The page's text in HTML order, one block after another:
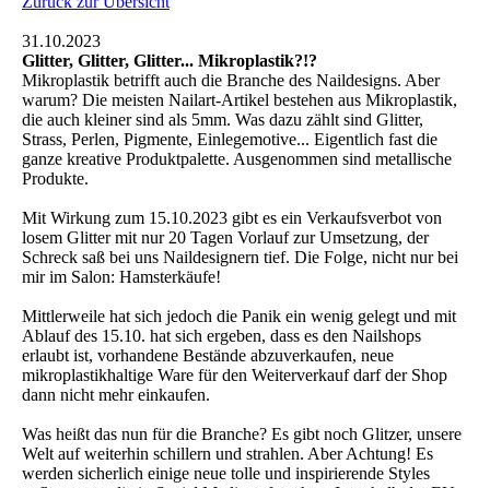
31.10.2023
Glitter, Glitter, Glitter... Mikroplastik?!?
Mikroplastik betrifft auch die Branche des Naildesigns. Aber
warum? Die meisten Nailart-Artikel bestehen aus Mikroplastik,
die auch kleiner sind als 5mm. Was dazu zählt sind Glitter,
Strass, Perlen, Pigmente, Einlegemotive... Eigentlich fast die
ganze kreative Produktpalette. Ausgenommen sind metallische
Produkte.
Mit Wirkung zum 15.10.2023 gibt es ein Verkaufsverbot von
losem Glitter mit nur 20 Tagen Vorlauf zur Umsetzung, der
Schreck saß bei uns Naildesignern tief. Die Folge, nicht nur bei
mir im Salon: Hamsterkäufe!
Mittlerweile hat sich jedoch die Panik ein wenig gelegt und mit
Ablauf des 15.10. hat sich ergeben, dass es den Nailshops
erlaubt ist, vorhandene Bestände abzuverkaufen, neue
mikroplastikhaltige Ware für den Weiterverkauf darf der Shop
dann nicht mehr einkaufen.
Was heißt das nun für die Branche? Es gibt noch Glitzer, unsere
Welt auf weiterhin schillern und strahlen. Aber Achtung! Es
werden sicherlich einige neue tolle und inspirierende Styles